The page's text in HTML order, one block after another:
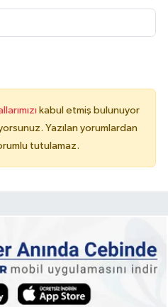
kabul etmiş bulunuyor
Yazılan yorumlardan
tutulamaz.